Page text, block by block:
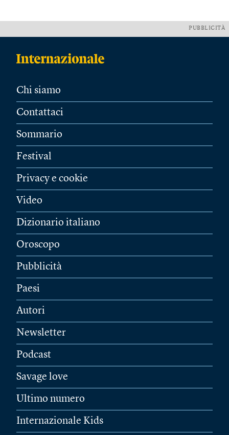
PUBBLICITÀ
Chi siamo
Contattaci
Sommario
Festival
Privacy e cookie
Video
Dizionario italiano
Oroscopo
Pubblicità
Paesi
Autori
Newsletter
Podcast
Savage love
Ultimo numero
Internazionale Kids